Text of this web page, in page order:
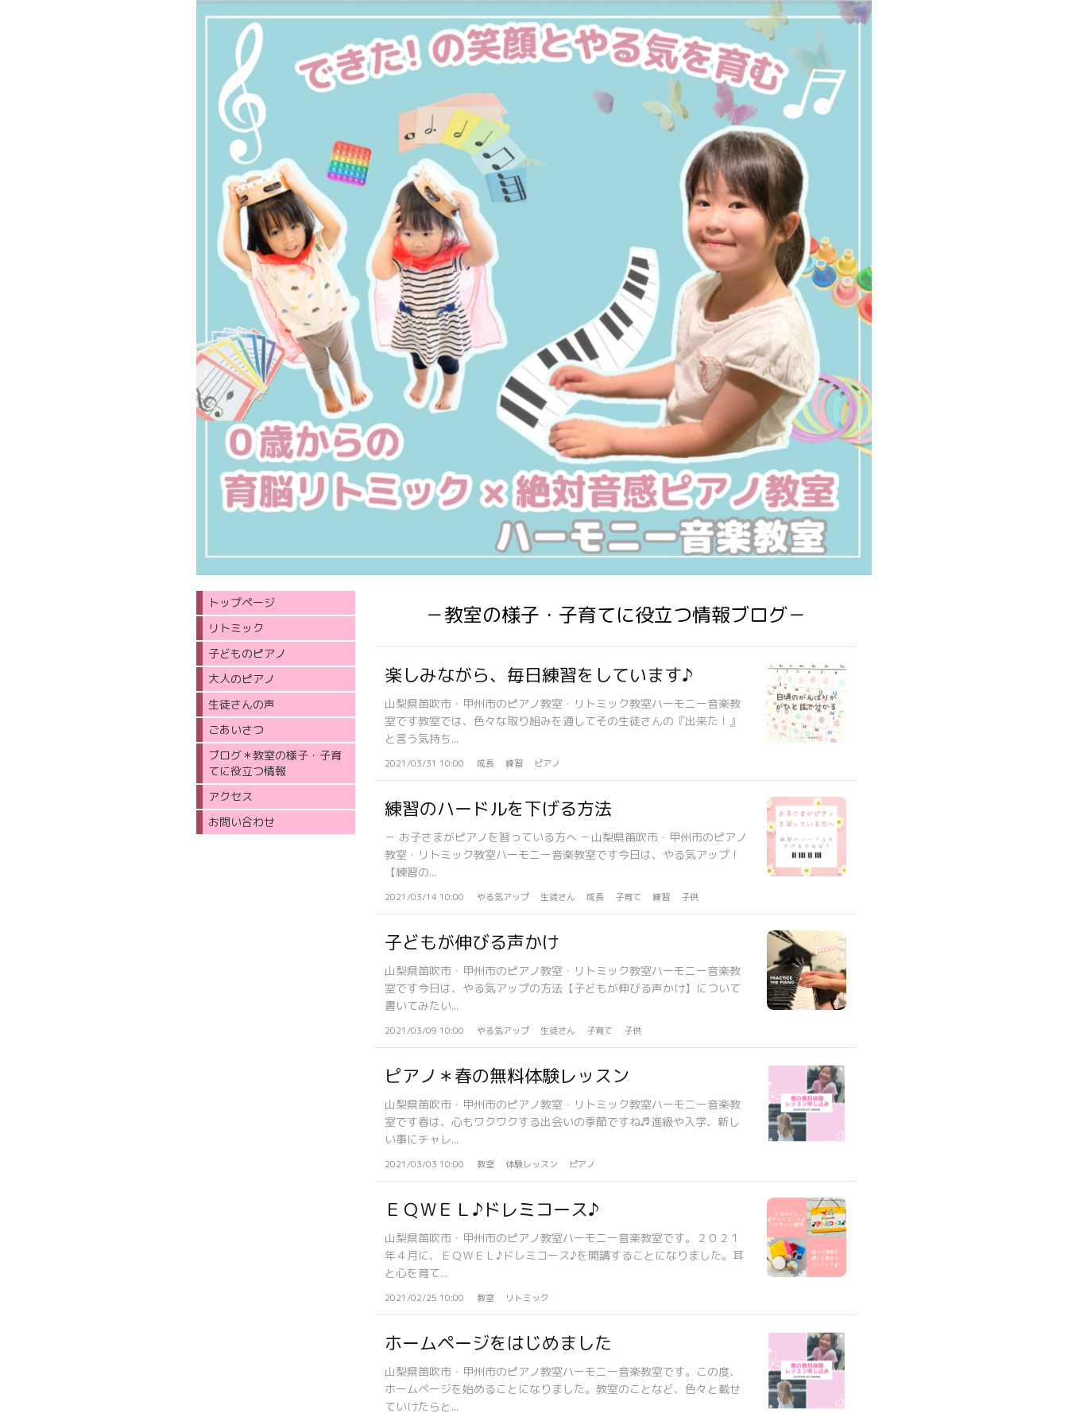
－教室の様子・子育てに役立つ情報ブログ－
楽しみながら、毎日練習をしています♪
山梨県笛吹市・甲州市のピアノ教室・リトミック教室ハーモニー音楽教
室です教室では、色々な取り組みを通してその生徒さんの『出来た！』
と言う気持ち...
2021/03/31 10:00 成長 練習 ピアノ
練習のハードルを下げる方法
－ お子さまがピアノを習っている方へ －山梨県笛吹市・甲州市のピアノ
教室・リトミック教室ハーモニー音楽教室です今日は、やる気アップ！
【練習の...
2021/03/14 10:00 やる気アップ 生徒さん 成長 子育て 練習 子供
子どもが伸びる声かけ
山梨県笛吹市・甲州市のピアノ教室・リトミック教室ハーモニー音楽教
室です今日は、やる気アップの方法【子どもが伸びる声かけ】について
書いてみたい...
2021/03/09 10:00 やる気アップ 生徒さん 子育て 子供
ピアノ＊春の無料体験レッスン
山梨県笛吹市・甲州市のピアノ教室・リトミック教室ハーモニー音楽教
室です春は、心もワクワクする出会いの季節ですね♬進級や入学、新し
い事にチャレ...
2021/03/03 10:00 教室 体験レッスン ピアノ
ＥＱＷＥＬ♪ドレミコース♪
山梨県笛吹市・甲州市のピアノ教室ハーモニー音楽教室です。２０２１
年４月に、ＥＱＷＥＬ♪ドレミコース♪を開講することになりました。耳
と心を育て...
2021/02/25 10:00 教室 リトミック
ホームページをはじめました
山梨県笛吹市・甲州市のピアノ教室ハーモニー音楽教室です。この度、
ホームページを始めることになりました。教室のことなど、色々と載せ
ていけたらと...
トップページ
リトミック
子どものピアノ
大人のピアノ
生徒さんの声
ごあいさつ
ブログ＊教室の様子・子育
てに役立つ情報
アクセス
お問い合わせ